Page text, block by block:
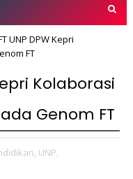
UNP DPW Kepri
FT
Kolaborasi
Genom FT
UNP,